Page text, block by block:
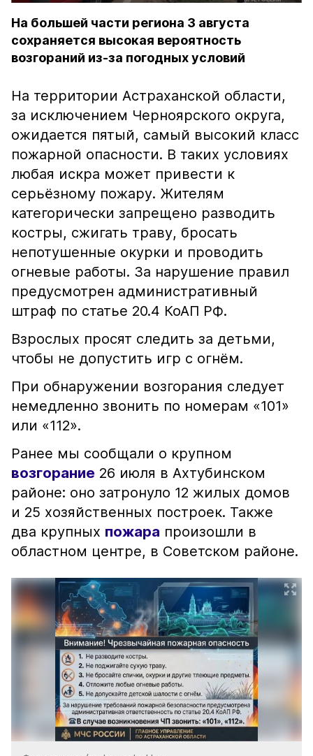
На большей части региона 3 августа
сохраняется высокая вероятность
возгораний из-за погодных условий
На территории Астраханской области,
за исключением Черноярского округа,
ожидается пятый, самый высокий класс
пожарной опасности. В таких условиях
любая искра может привести к
серьёзному пожару. Жителям
категорически запрещено разводить
костры, сжигать траву, бросать
непотушенные окурки и проводить
огневые работы. За нарушение правил
предусмотрен административный
штраф по статье 20.4 КоАП РФ.
Взрослых просят следить за детьми,
чтобы не допустить игр с огнём.
При обнаружении возгорания следует
немедленно звонить по номерам «101»
или «112».
Ранее мы сообщали о крупном
возгорание 26 июля в Ахтубинском
районе: оно затронуло 12 жилых домов
и 25 хозяйственных построек. Также
два крупных пожара произошли в
областном центре, в Советском районе.